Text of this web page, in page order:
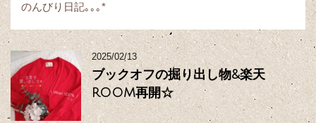
のんびり日記｡｡｡*
2025/02/13
ブックオフの掘り出し物&楽天
ROOM再開☆